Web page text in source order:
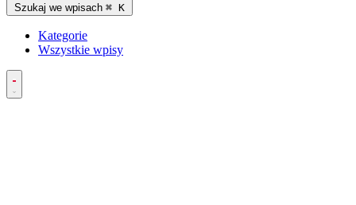
Szukaj we wpisach ⌘ K
Kategorie
Wszystkie wpisy